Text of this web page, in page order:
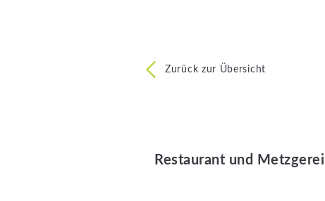
Zurück zur Übersicht
Restaurant und